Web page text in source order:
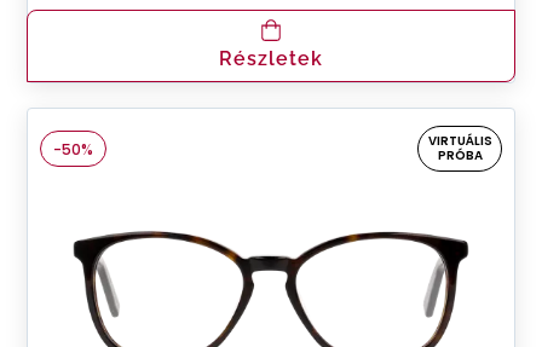
Részletek
-50%
VIRTUÁLIS
PRÓBA